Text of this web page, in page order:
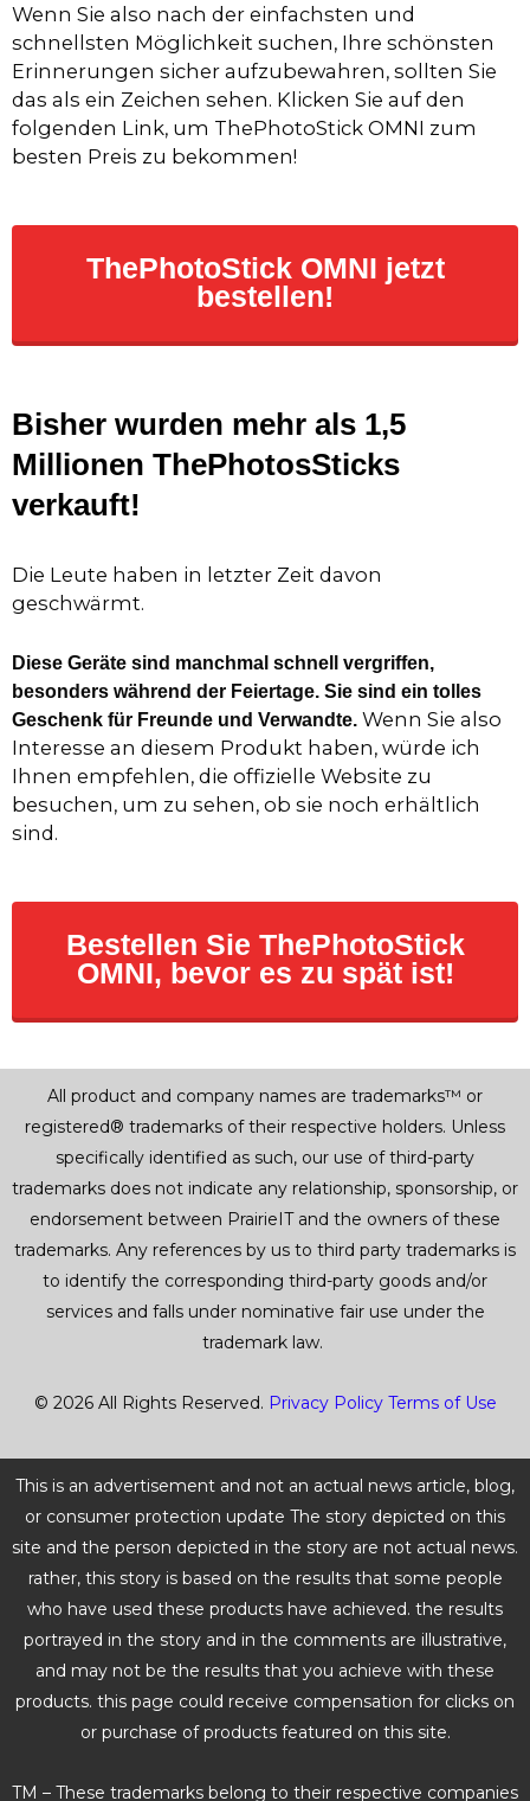
Wenn Sie also nach der einfachsten und
schnellsten Möglichkeit suchen, Ihre schönsten
Erinnerungen sicher aufzubewahren, sollten Sie
das als ein Zeichen sehen. Klicken Sie auf den
folgenden Link, um ThePhotoStick OMNI zum
besten Preis zu bekommen!
ThePhotoStick OMNI jetzt
bestellen!
Bisher wurden mehr als 1,5
Millionen ThePhotosSticks
verkauft!
Die Leute haben in letzter Zeit davon
geschwärmt.
Diese Geräte sind manchmal schnell vergriffen,
besonders während der Feiertage. Sie sind ein tolles
Geschenk für Freunde und Verwandte. Wenn Sie also
Interesse an diesem Produkt haben, würde ich
Ihnen empfehlen, die offizielle Website zu
besuchen, um zu sehen, ob sie noch erhältlich
sind.
Bestellen Sie ThePhotoStick
OMNI, bevor es zu spät ist!
All product and company names are trademarks™ or
registered® trademarks of their respective holders. Unless
specifically identified as such, our use of third-party
trademarks does not indicate any relationship, sponsorship, or
endorsement between PrairieIT and the owners of these
trademarks. Any references by us to third party trademarks is
to identify the corresponding third-party goods and/or
services and falls under nominative fair use under the
trademark law.
© 2026 All Rights Reserved. Privacy Policy Terms of Use
This is an advertisement and not an actual news article, blog,
or consumer protection update The story depicted on this
site and the person depicted in the story are not actual news.
rather, this story is based on the results that some people
who have used these products have achieved. the results
portrayed in the story and in the comments are illustrative,
and may not be the results that you achieve with these
products. this page could receive compensation for clicks on
or purchase of products featured on this site.
TM – These trademarks belong to their respective companies